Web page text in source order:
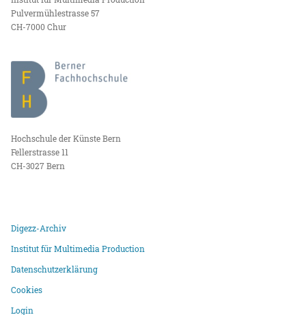
Pulvermühlestrasse 57
CH-7000 Chur
Hochschule der Künste Bern
Fellerstrasse 11
CH-3027 Bern
Digezz-Archiv
Institut für Multimedia Production
Datenschutzerklärung
Cookies
Login